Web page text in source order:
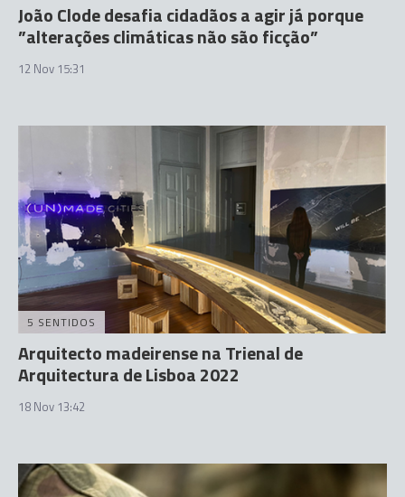
João Clode desafia cidadãos a agir já porque
”alterações climáticas não são ficção”
12 Nov 15:31
5 SENTIDOS
Arquitecto madeirense na Trienal de
Arquitectura de Lisboa 2022
18 Nov 13:42